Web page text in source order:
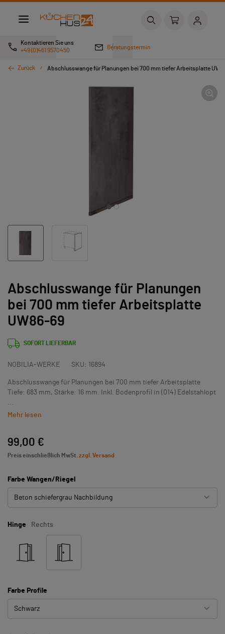
Kontaktieren Sie uns
+49 (0)461 9570450
Beratungstermin
Zurück Abschlusswange für Planungen bei 700 mm tiefer Arbeitsplatte
Abschlusswange für Planungen
bei 700 mm tiefer Arbeitsplatte
UW86-69
SOFORT LIEFERBAR
NOBILIA-WERKE SKU: 16894
Abschlusswange für Planungen bei 700 mm tiefer Arbeitsplatte
Tiefe: 683 mm, Stärke: 16 mm. Inkl. Bodenprofil in (014) Edelstahlopt
...
Mehr lesen
99,00 €
Preis einschließlich MwSt. zzgl. Versand
Farbe Wangen/Riegel
Beton schiefergrau Nachbildung
Hinge Rechts
Farbe Profile
Schwarz